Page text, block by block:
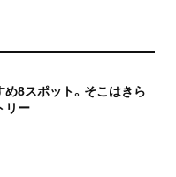
8スポット。そこはきら
リー